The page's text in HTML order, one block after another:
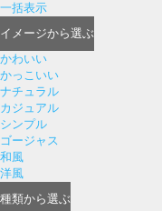
一括表示
イメージから選ぶ
かわいい
かっこいい
ナチュラル
カジュアル
シンプル
ゴージャス
和風
洋風
種類から選ぶ